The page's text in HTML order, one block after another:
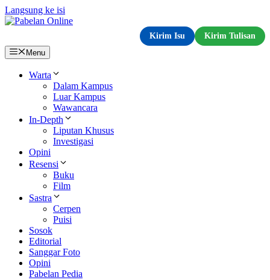
Langsung ke isi
Kirim Isu
Kirim Tulisan
Menu
Warta
Dalam Kampus
Luar Kampus
Wawancara
In-Depth
Liputan Khusus
Investigasi
Opini
Resensi
Buku
Film
Sastra
Cerpen
Puisi
Sosok
Editorial
Sanggar Foto
Opini
Pabelan Pedia